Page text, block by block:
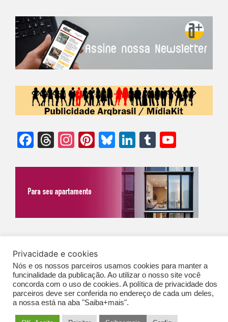
Facebook
Threads
Instagram
Pinterest
Bluesky
LinkedIn
Tumblr
Expediente|Contato|Newsletter
GERAIS DE PUBLICAÇÃO (CGP
Privacidade e cookies
Nós e os nossos parceiros usamos cookies para manter a
funcinalidade da publicação. Ao utilizar o nosso site você
concorda com o uso de cookies. A política de privacidade dos
parceiros deve ser conferida no endereço de cada um deles,
a nossa está na aba "Saiba+mais".